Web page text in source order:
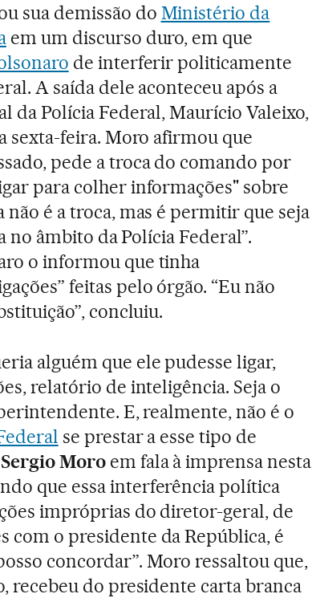
sua demissão do Ministério da
em um discurso duro, em que
de interferir politicamente
A saída dele aconteceu após a
da Polícia Federal, Maurício Valeixo,
sexta-feira. Moro afirmou que
pede a troca do comando por
para colher informações" sobre
não é a troca, mas é permitir que seja
âmbito da Polícia Federal”.
o informou que tinha
feitas pelo órgão. “Eu não
concluiu.
alguém que ele pudesse ligar,
relatório de inteligência. Seja o
E, realmente, não é o
se prestar a esse tipo de
Moroem fala à imprensa nesta
que essa interferência política
impróprias do diretor-geral, de
com o presidente da República, é
concordar”. Moro ressaltou que,
recebeu do presidente carta branca